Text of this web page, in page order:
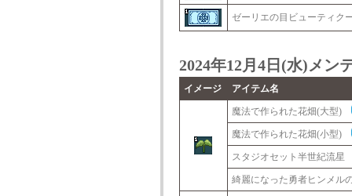
ゼーリエの目ビューティ
2024年12月4日(水)メン
イメージ アイテム名
魔法で作られた花畑(大型)
魔法で作られた花畑(小型)
スタジオセット半世紀流
綺麗になった勇者ヒンメ